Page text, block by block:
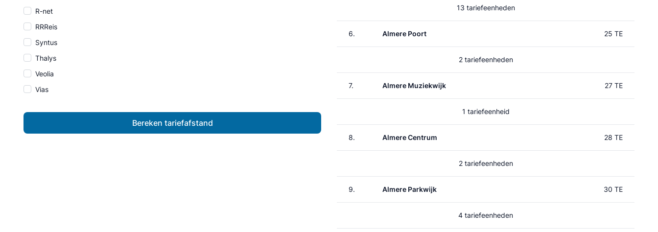
R-net
RRReis
Syntus
Thalys
Veolia
Vias
Bereken tariefafstand
13 tariefeenheden
6. Almere Poort 25 TE
2 tariefeenheden
7. Almere Muziekwijk 27 TE
1 tariefeenheid
8. Almere Centrum 28 TE
2 tariefeenheden
9. Almere Parkwijk 30 TE
4 tariefeenheden